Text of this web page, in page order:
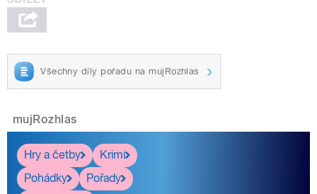
Všechny díly pořadu na mujRozhlas
mujRozhlas
Hry a četby
Krimi
Pohádky
Pořady